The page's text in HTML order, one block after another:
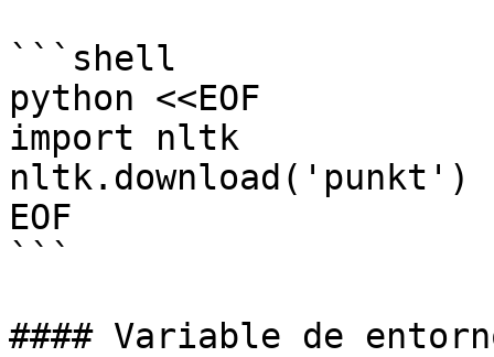
```shell
python <<EOF
import nltk
nltk.download('punkt')
EOF
```
#### Variable de